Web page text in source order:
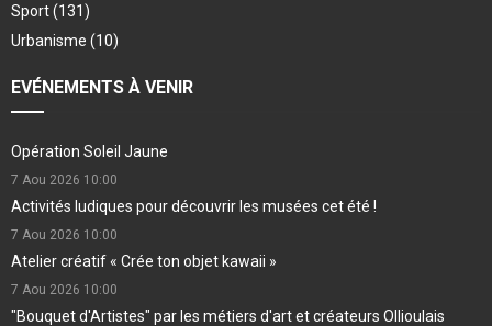
Sport(131)
Urbanisme (10)
EVÉNEMENTS À VENIR
Opération Soleil Jaune
7 Aou 2026 10:00
Activités ludiques pour découvrir les musées cet été !
7 Aou 2026 10:00
Atelier créatif « Crée ton objet kawaii »
7 Aou 2026 10:00
"Bouquet d'Artistes" par les métiers d'art et créateurs Ollioulais